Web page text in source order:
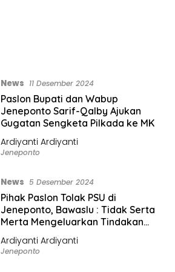
News 11 Desember 2024
Paslon Bupati dan Wabup
Jeneponto Sarif-Qalby Ajukan
Gugatan Sengketa Pilkada ke MK
Ardiyanti Ardiyanti
Jeneponto
News 5 Desember 2024
Pihak Paslon Tolak PSU di
Jeneponto, Bawaslu : Tidak Serta
Merta Mengeluarkan Tindakan
Tanpa Dokumen
Ardiyanti Ardiyanti
Jeneponto